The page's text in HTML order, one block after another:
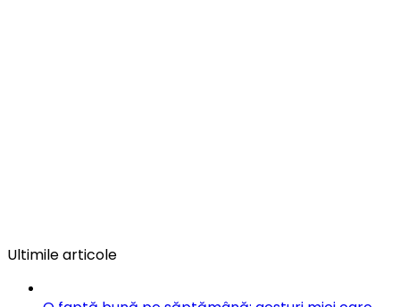
Ultimile articole